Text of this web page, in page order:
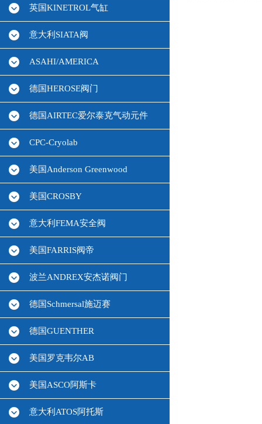
英国KINETROL气缸
意大利SIATA阀
ASAHI/AMERICA
德国HEROSE阀门
德国AIRTEC爱尔泰克气动元件
CPC-Cryolab
美国Anderson Greenwood
美国CROSBY
意大利FEMA安全阀
美国FARRIS阀帝
波兰ANDREX安杰诺阀门
德国Schmersal施迈赛
德国GUENTHER
美国罗克韦尔AB
美国ASCO阿斯卡
意大利ATOS阿托斯